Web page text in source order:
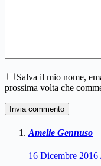
Salva il mio nome,
prossima volta che
Invia commento
Amelie Gennuso
16 Dicembre 2016